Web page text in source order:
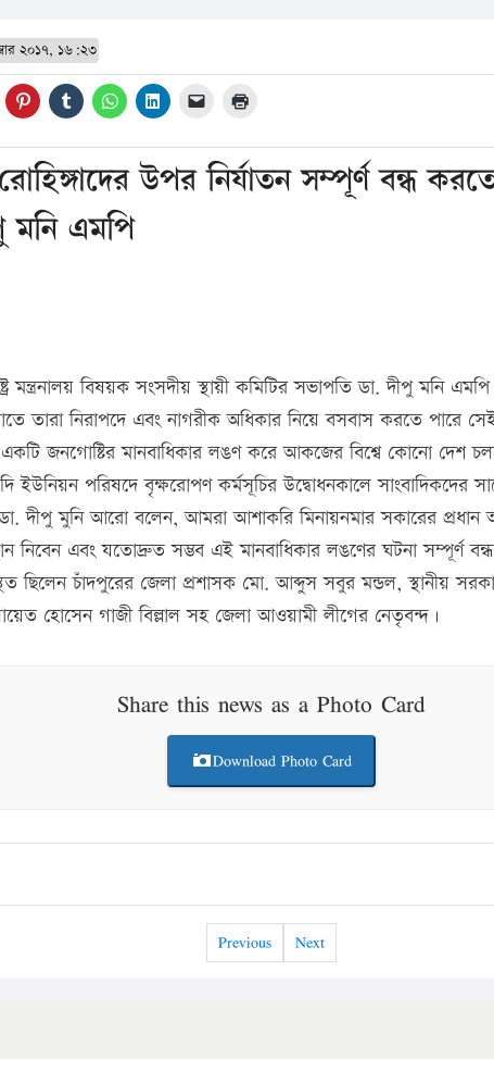
২০১৭, ১৬:২৩
উপর নির্যাতন সম্পূর্ণ বন্ধ
মনি এমপি
মন্ত্রনালয় বিষয়ক সংসদীয় স্থায়ী কমিটির সভাপতি ডা. দীপু মনি
তারা নিরাপদে এবং নাগরীক অধিকার নিয়ে বসবাস করতে পারে
জনগোষ্টির মানবাধিকার লঙণ করে আকজের বিশ্বে কোনো দেশ
ইউনিয়ন পরিষদে বৃক্ষরোপণ কর্মসূচির উদ্বোধনকালে সাংবাদিকদের
দীপু মুনি আরো বলেন, আমরা আশাকরি মিনায়নমার সকারের প্রধান
নিবেন এবং যতোদ্রুত সম্ভব এই মানবাধিকার লঙণের ঘটনা সম্পূর্ণ
ছিলেন চাঁদপুরের জেলা প্রশাসক মো. আব্দুস সবুর মন্ডল, স্থানীয়
হোসেন গাজী বিল্লাল সহ জেলা আওয়ামী লীগের নেতৃবন্দ।
Share this news as a Photo Card
Download Photo Card
Previous Next